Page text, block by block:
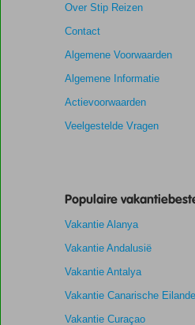
Over Stip Reizen
Contact
Algemene Voorwaarden
Algemene Informatie
Actievoorwaarden
Veelgestelde Vragen
Populaire
Vakantie Alanya
Vakantie Andalusië
Vakantie Antalya
Vakantie Canarische
Vakantie Curaçao